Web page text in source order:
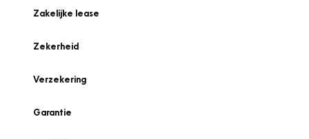
Zakelijke lease
Zekerheid
Verzekering
Garantie